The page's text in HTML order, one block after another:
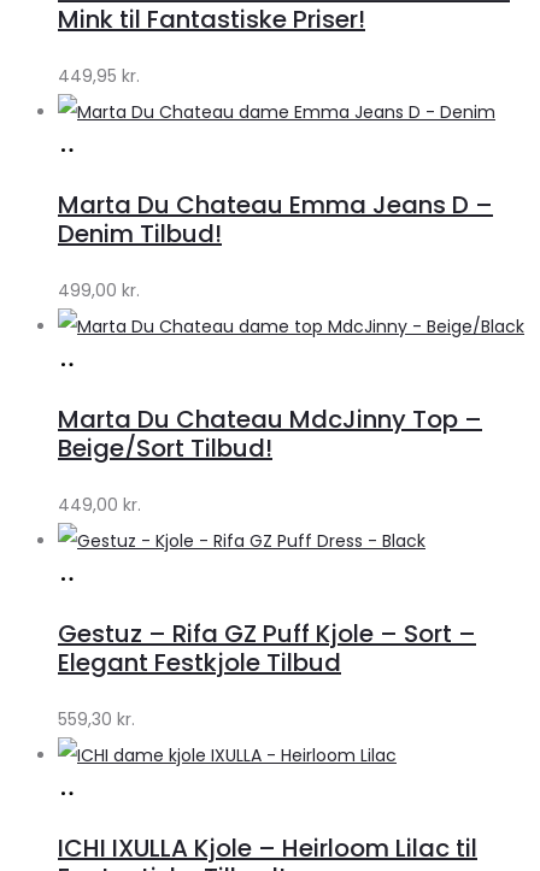
Mink til Fantastiske Priser!
449,95 kr.
Klædeskabet.dk
Marta Du Chateau Emma Jeans D –
Denim Tilbud!
499,00 kr.
Klædeskabet.dk
Marta Du Chateau MdcJinny Top –
Beige/Sort Tilbud!
449,00 kr.
Lykke
by
Lykke
Gestuz – Rifa GZ Puff Kjole – Sort –
Elegant Festkjole Tilbud
559,30 kr.
Klædeskabet.dk
ICHI IXULLA Kjole – Heirloom Lilac til